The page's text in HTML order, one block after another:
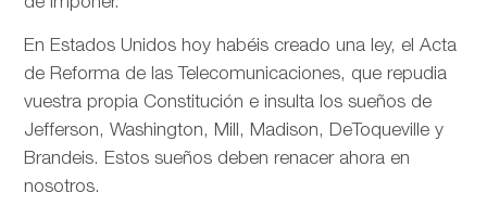
En Estados Unidos hoy habéis creado una ley, el Acta
de Reforma de las Telecomunicaciones, que repudia
vuestra propia Constitución e insulta los sueños de
Jefferson, Washington, Mill, Madison, DeToqueville y
Brandeis. Estos sueños deben renacer ahora en
nosotros.